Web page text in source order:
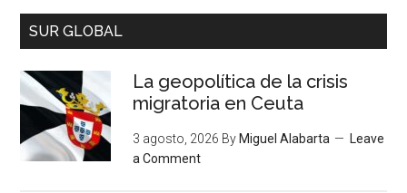
SUR GLOBAL
La geopolítica de la crisis
migratoria en Ceuta
3 agosto, 2026 By Miguel Alabarta
Leave
a Comment